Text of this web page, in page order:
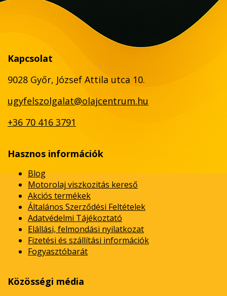
Kapcsolat
9028 Győr, József Attila utca 10.
ugyfelszolgalat@olajcentrum.hu
+36 70 416 3791
Hasznos információk
Blog
Motorolaj viszkozitás kereső
Akciós termékek
Általános Szerződési Feltételek
Adatvédelmi Tájékoztató
Elállási, felmondási nyilatkozat
Fizetési és szállítási információk
Fogyasztóbarát
Közösségi média